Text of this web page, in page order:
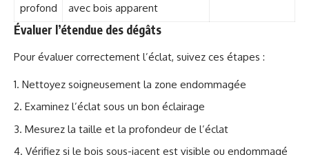
profond
avec bois apparent
Évaluer l’étendue des dégâts
Pour évaluer correctement l’éclat, suivez ces étapes :
Nettoyez soigneusement la zone endommagée
Examinez l’éclat sous un bon éclairage
Mesurez la taille et la profondeur de l’éclat
Vérifiez si le bois sous-jacent est visible ou endommagé